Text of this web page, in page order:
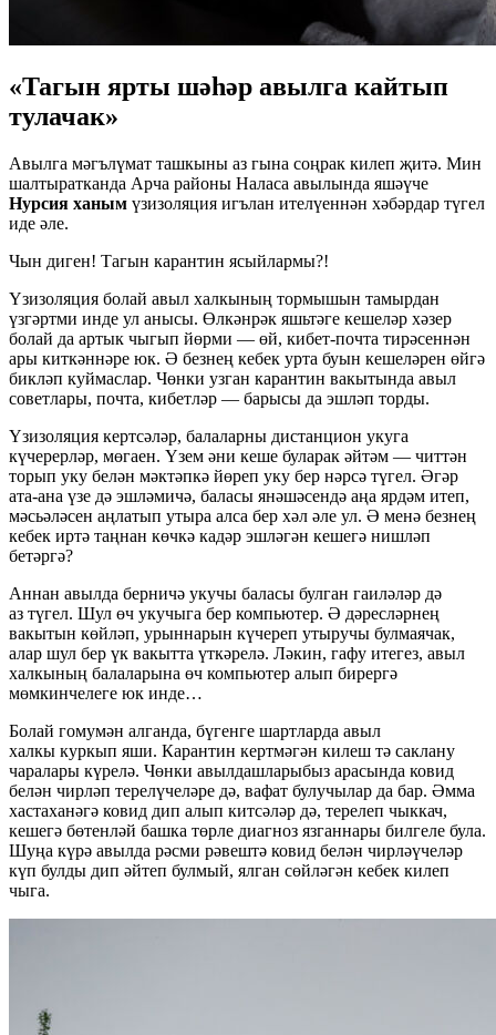
«Тагын ярты шәһәр авылга кайтып
тулачак»
Авылга мәгълүмат ташкыны аз гына соңрак килеп җитә. Мин
шалтыратканда Арча районы Наласа авылында яшәүче
Нурсия ханым үзизоляция игълан ителүеннән хәбәрдар түгел
иде әле.
Чын диген! Тагын карантин ясыйлармы?!
Үзизоляция болай авыл халкының тормышын тамырдан
үзгәртми инде ул анысы. Өлкәнрәк яшьтәге кешеләр хәзер
болай да артык чыгып йөрми — өй, кибет-почта тирәсеннән
ары киткәннәре юк. Ә безнең кебек урта буын кешеләрен өйгә
бикләп куймаслар. Чөнки узган карантин вакытында авыл
советлары, почта, кибетләр — барысы да эшләп торды.
Үзизоляция кертсәләр, балаларны дистанцион укуга
күчерерләр, мөгаен. Үзем әни кеше буларак әйтәм — читтән
торып уку белән мәктәпкә йөреп уку бер нәрсә түгел. Әгәр
ата-ана үзе дә эшләмичә, баласы янәшәсендә аңа ярдәм итеп,
мәсьәләсен аңлатып утыра алса бер хәл әле ул. Ә менә безнең
кебек иртә таңнан көчкә кадәр эшләгән кешегә нишләп
бетәргә?
Аннан авылда берничә укучы баласы булган гаиләләр дә
аз түгел. Шул өч укучыга бер компьютер. Ә дәресләрнең
вакытын көйләп, урыннарын күчереп утыручы булмаячак,
алар шул бер үк вакытта үткәрелә. Ләкин, гафу итегез, авыл
халкының балаларына өч компьютер алып бирергә
мөмкинчелеге юк инде…
Болай гомумән алганда, бүгенге шартларда авыл
халкы куркып яши. Карантин кертмәгән килеш тә саклану
чаралары күрелә. Чөнки авылдашларыбыз арасында ковид
белән чирләп терелүчеләре дә, вафат булучылар да бар. Әмма
хастаханәгә ковид дип алып китсәләр дә, терелеп чыккач,
кешегә бөтенләй башка төрле диагноз язганнары билгеле була.
Шуңа күрә авылда рәсми рәвештә ковид белән чирләүчеләр
күп булды дип әйтеп булмый, ялган сөйләгән кебек килеп
чыга.